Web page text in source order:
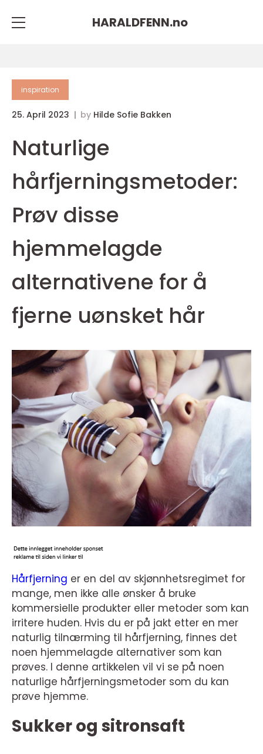
HARALDFENN.no
inspiration
25. April 2023 by Hilde Sofie Bakken
Naturlige
hårfjerningsmetoder:
Prøv disse
hjemmelagde
alternativene for å
fjerne uønsket hår
Hårfjerning er en del av skjønnhetsregimet for
mange, men ikke alle ønsker å bruke
kommersielle produkter eller metoder som kan
irritere huden. Hvis du er på jakt etter en mer
naturlig tilnærming til hårfjerning, finnes det
noen hjemmelagde alternativer som kan
prøves. I denne artikkelen vil vi se på noen
naturlige hårfjerningsmetoder som du kan
prøve hjemme.
Sukker og sitronsaft